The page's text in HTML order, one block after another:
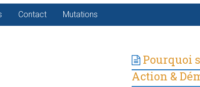
Contact Mutations
Pourquoi
Action &